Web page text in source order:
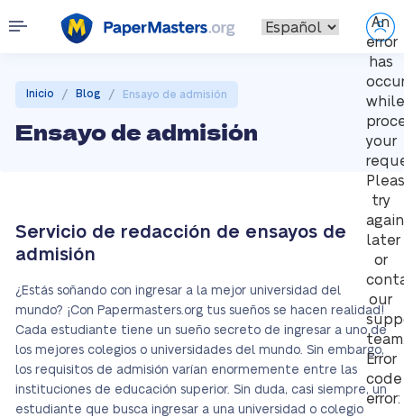
An
error
has
while
your
try
again
later
or
our
Error
code
error:
Inicio / Blog / Ensayo de admisión
Ensayo de admisión
Servicio de redacción de ensayos de
admisión
¿Estás soñando con ingresar a la mejor universidad del
mundo? ¡Con Papermasters.org tus sueños se hacen realidad!
Cada estudiante tiene un sueño secreto de ingresar a uno de
los mejores colegios o universidades del mundo. Sin embargo,
los requisitos de admisión varían enormemente entre las
instituciones de educación superior. Sin duda, casi siempre, un
estudiante que busca ingresar a una universidad o colegio